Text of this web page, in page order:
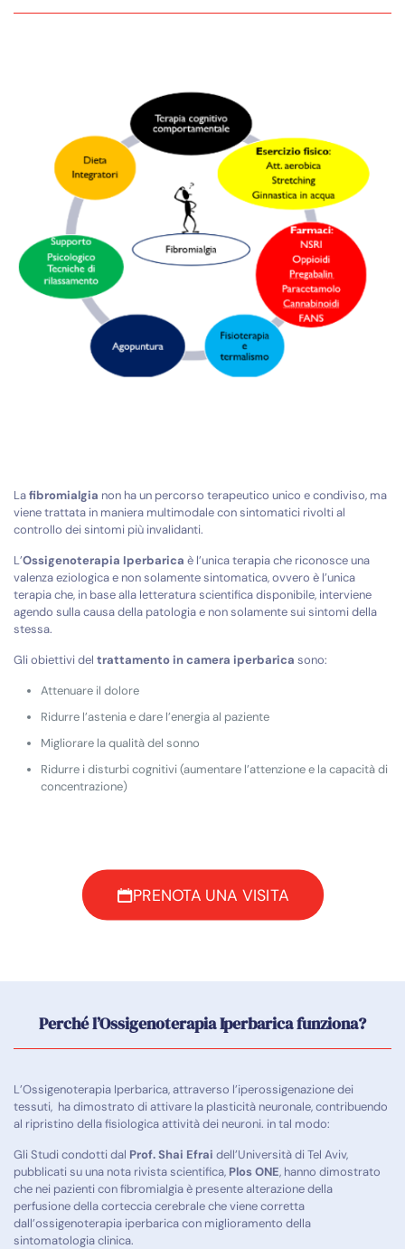
Lafibromialgia non ha un percorso terapeutico unico e condiviso, ma
viene trattata in maniera multimodale con sintomatici rivolti al
controllo dei sintomi più invalidanti.
L’Ossigenoterapia Iperbarica è l’unica terapia che riconosce una
valenza eziologica e non solamente sintomatica, ovvero è l’unica
terapia che, in base alla letteratura scientifica disponibile, interviene
agendo sulla causa della patologia e non solamente sui sintomi della
stessa.
Gli obiettivi del trattamento in camera iperbarica sono:
Attenuare il dolore
Ridurre l’astenia e dare l’energia al paziente
Migliorare la qualità del sonno
Ridurre i disturbi cognitivi (aumentare l’attenzione e la capacità di
concentrazione)
PRENOTA UNA VISITA
Perché l’Ossigenoterapia Iperbarica funziona?
L’Ossigenoterapia Iperbarica, attraverso l’iperossigenazione dei
tessuti, ha dimostrato di attivare la plasticità neuronale, contribuendo
al ripristino della fisiologica attività dei neuroni. in tal modo:
Gli Studi condotti dal Prof. Shai Efrai dell’Università di Tel Aviv,
pubblicati su una nota rivista scientifica, Plos ONE, hanno dimostrato
che nei pazienti con fibromialgia è presente alterazione della
perfusione della corteccia cerebrale che viene corretta
dall’ossigenoterapia iperbarica con miglioramento della
sintomatologia clinica.